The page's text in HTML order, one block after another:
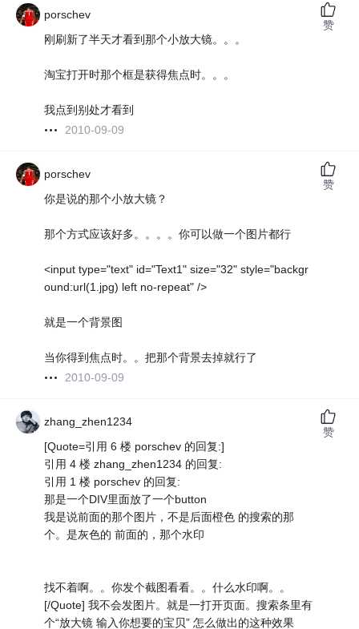
porschev
刚刷新了半天才看到那个小放大镜。。。
淘宝打开时那个框是获得焦点时。。。
我点到别处才看到
2010-09-09
赞
porschev
你是说的那个小放大镜？
那个方式应该好多。。。。你可以做一个图片都行
<input type="text" id="Text1" size="32" style="backgr
ound:url(1.jpg) left no-repeat" />
就是一个背景图
当你得到焦点时。。把那个背景去掉就行了
2010-09-09
赞
zhang_zhen1234
[Quote=引用 6 楼 porschev 的回复:]
引用 4 楼 zhang_zhen1234 的回复:
引用 1 楼 porschev 的回复:
那是一个DIV里面放了一个button
我是说前面的那个图片，不是后面橙色 的搜索的那
个。是灰色的 前面的，那个水印
找不着啊。。你发个截图看看。。什么水印啊。。
[/Quote] 我不会发图片。就是一打开页面。搜索条里有
个“放大镜 输入你想要的宝贝” 怎么做出的这种效果
赞